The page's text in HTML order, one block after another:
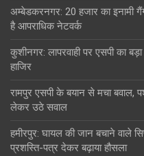
अम्बेडकरनगर: 20 हजार का इनामी
है आपराधिक नेटवर्क
कुशीनगर: लापरवाही पर एसपी का
हाजिर
रामपुर एसपी के बयान से मचा
लेकर उठे सवाल
हमीरपुर: घायल की जान बचाने वाले
प्रशस्ति-पत्र देकर बढ़ाया हौसला